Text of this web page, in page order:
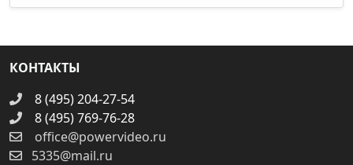
КОНТАКТЫ
8 (495) 204-27-54
8 (495) 769-76-28
office@powervideo.ru
5335@mail.ru